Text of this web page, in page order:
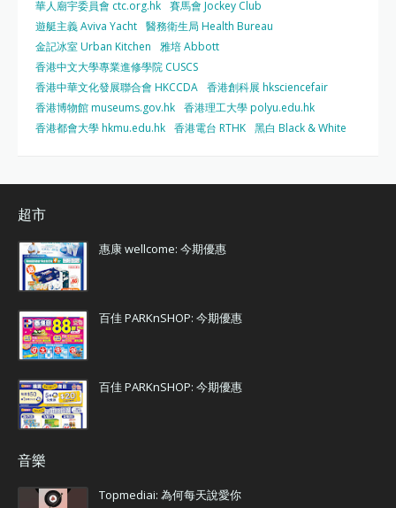
華人廟宇委員會 ctc.org.hk 賽馬會 Jockey Club
遊艇主義 Aviva Yacht 醫務衛生局 Health Bureau
金記冰室 Urban Kitchen
雅培 Abbott
香港中文大學專業進修學院 CUSCS
香港中華文化發展聯合會 HKCCDA 香港創科展 hksciencefair
香港博物館 museums.gov.hk 香港理工大學 polyu.edu.hk
香港都會大學 hkmu.edu.hk 香港電台 RTHK 黑白 Black & White
超市
惠康 wellcome: 今期優惠
百佳 PARKnSHOP: 今期優惠
百佳 PARKnSHOP: 今期優惠
音樂
Topmediai: 為何每天說愛你